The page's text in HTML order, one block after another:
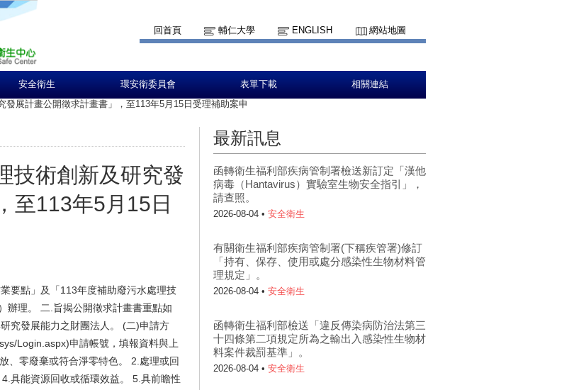
回首頁 輔仁大學 ENGLISH 網站地圖
安全衛生 環安衛委員會 表單下載 相關連結
發展計畫公開徵求計畫書」，至113年5月15日受理補助案申
技術創新及研究發
至113年5月15日
要點」及「113年度補助廢污水處理技
辦理。 二.旨揭公開徵求計畫書重點如
究發展能力之財團法人。 (二)申請方
Login.aspx)申請帳號，填報資料與上
、零廢棄或符合淨零特色。 2.處理或回
具能資源回收或循環效益。 5.具前瞻性
最新訊息
函轉衛生福利部疾病管制署檢送新訂定「漢他
病毒（Hantavirus）實驗室生物安全指引」，
請查照。
2026-08-04 • 安全衛生
有關衛生福利部疾病管制署(下稱疾管署)修訂
「持有、保存、使用或處分感染性生物材料管
理規定」。
2026-08-04 • 安全衛生
函轉衛生福利部檢送「違反傳染病防治法第三
十四條第二項規定所為之輸出入感染性生物材
料案件裁罰基準」。
2026-08-04 • 安全衛生